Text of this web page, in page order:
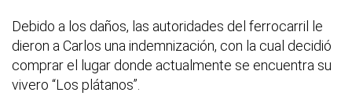
Debido a los daños, las autoridades del ferrocarril le
dieron a Carlos una indemnización, con la cual decidió
comprar el lugar donde actualmente se encuentra su
vivero “Los plátanos”.